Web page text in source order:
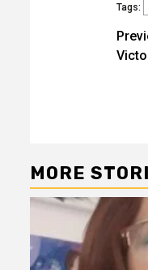
Tags:
MORE